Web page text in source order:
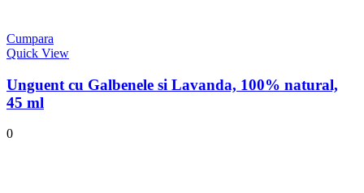
Cumpara
Quick View
Unguent cu Galbenele si Lavanda, 100% natural,
45 ml
0